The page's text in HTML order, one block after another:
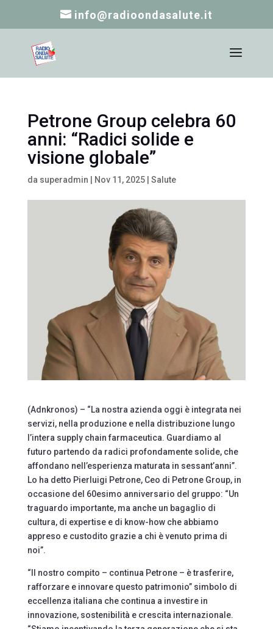
info@radioondasalute.it
Petrone Group celebra 60
anni: “Radici solide e
visione globale”
da superadmin Nov 11, 2025| Salute
(Adnkronos) – “La nostra azienda oggi è integrata nei
servizi, nella produzione e nella distribuzione lungo
l’intera supply chain farmaceutica. Guardiamo al
futuro partendo da radici profondamente solide, che
affondano nell’esperienza maturata in sessant’anni”.
Lo ha detto Pierluigi Petrone, Ceo di Petrone Group, in
occasione del 60esimo anniversario del gruppo: “Un
traguardo importante, ma anche un bagaglio di
cultura, di expertise e di know-how che abbiamo
appreso e custodito grazie a chi è venuto prima di
noi”.
“Il nostro compito – continua Petrone – è trasferire,
rafforzare e innovare questo patrimonio” simbolo di
eccellenza italiana che continua a investire in
innovazione, sostenibilità e crescita internazionale.